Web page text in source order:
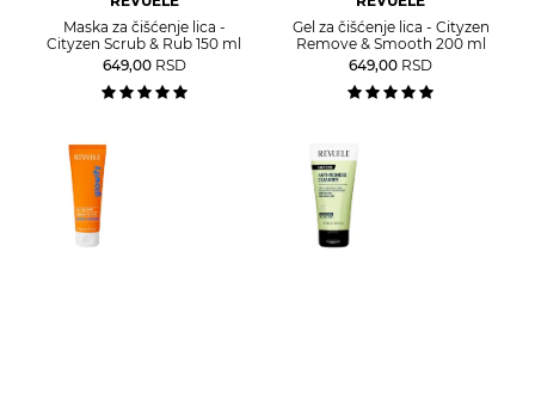
Maska za čišćenje lica -
Cityzen Scrub & Rub 150 ml
649,00 RSD
Gel za čišćenje lica - Cityzen
Remove & Smooth 200 ml
649,00 RSD